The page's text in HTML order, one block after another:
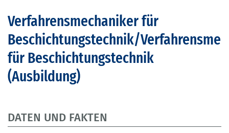
Verfahrensmechaniker für
Beschichtungstechnik/
für Beschichtungstechnik
(Ausbildung)
DATEN UND FAKTEN